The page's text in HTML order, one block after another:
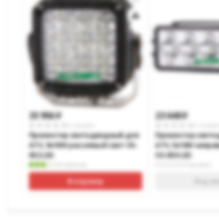
33 956p
Прожектор светодиодный для
ATV, 9х10W рассеяный свет OS-
052 LED
В корзину
23 648p
Прожектор
ATV, 5х10W
OS-050 LED